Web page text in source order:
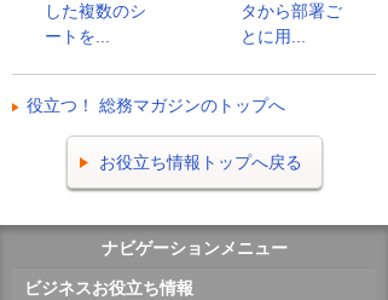
した複数のシ
ートを...
タから部署ご
とに用...
役立つ！ 総務マガジンのトップへ
お役立ち情報トップへ戻る
ナビゲーションメニュー
ビジネスお役立ち情報